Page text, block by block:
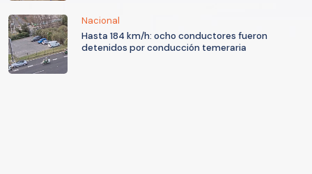
Nacional
Hasta 184 km/h: ocho conductores fueron
detenidos por conducción temeraria